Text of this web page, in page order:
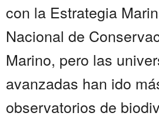
con la Estrategia
Nacional de
Marino, pero las
avanzadas han ido
observatorios de